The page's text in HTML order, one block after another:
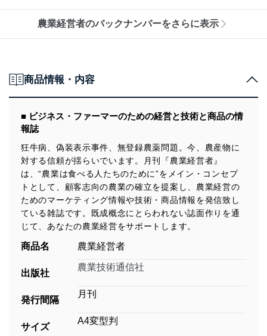
農業経営者のバックナンバーをさらに表示
商品情報・内容
■ ビジネス・ファーマーのための経営と技術と商品の情
報誌
狂牛病、偽装表示事件、無登録農薬問題。今、農産物に
対する信頼が揺らいでいます。月刊『農業経営者』
は、“農業は食べる人たちのために”をメイン・コンセプ
トとして、顧客志向の農業の確立を提案し、農業経営の
ためのマーケティング情報や技術・商品情報を発信致し
ている雑誌です。既成概念にとらわれない誌面作りを通
じて、あなたの農業経営をサポートします。
商品名 農業経営者
出版社
農業技術通信社
発行間隔
月刊
サイズ
A4変型判